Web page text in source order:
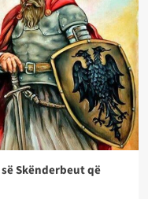
Skënderbeut që